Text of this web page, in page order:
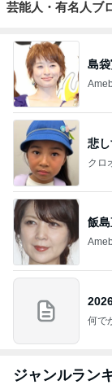
芸能人・有名人ブ
島
悲し
クロ
飯
何で
ジャンルラン